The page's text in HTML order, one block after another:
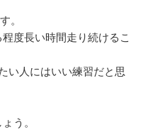
。
度長い時間走り続けるこ
い人にはいい練習だと思
う。